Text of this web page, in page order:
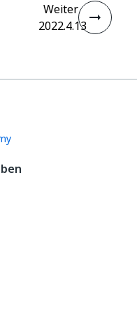
Weiter
2022.4.13